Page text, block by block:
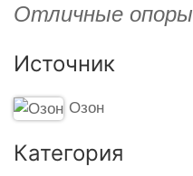
Отличные опоры
Источник
Озон
Категория